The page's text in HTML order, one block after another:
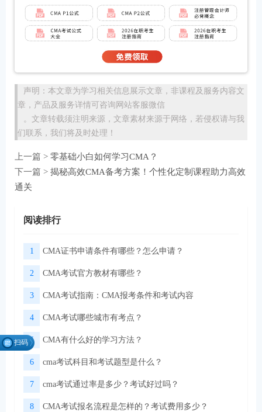
声明：本文章为学习相关信息展示文章，非课程及服务内容文
章，产品及服务详情可咨询网站客服微信
。文章转载须注明来源，文章素材来源于网络，若侵权请与我
们联系，我们将及时处理！
上一篇 > 零基础小白如何学习CMA？
下一篇 > 揭秘高效CMA备考方案！个性化定制课程助力高效
通关
阅读排行
1 CMA证书申请条件有哪些？怎么申请？
2 CMA考试官方教材有哪些？
3 CMA考试指南：CMA报考条件和考试内容
4 CMA考试哪些城市有考点？
5 CMA有什么好的学习方法？
6 cma考试科目和考试题型是什么？
7 cma考试通过率是多少？考试好过吗？
8 CMA考试报名流程是怎样的？考试费用多少？
扫码